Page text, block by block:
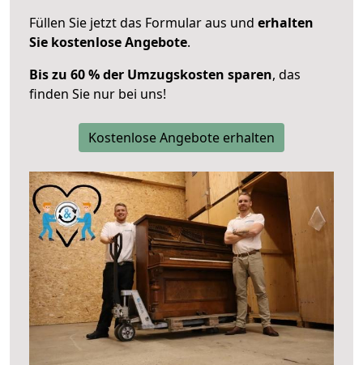
Füllen Sie jetzt das Formular aus und erhalten
Sie kostenlose Angebote.
Bis zu 60 % der Umzugskosten sparen, das
finden Sie nur bei uns!
Kostenlose Angebote erhalten